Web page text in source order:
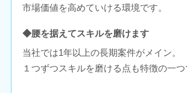
市場価値を高めていける環境です。
◆腰を据えてスキルを磨けます
当社では1年以上の長期案件がメイン。
１つずつスキルを磨ける点も特徴の一つ